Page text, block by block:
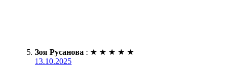
Зоя Русанова : ★ ★ ★ ★ ★
13.10.2025